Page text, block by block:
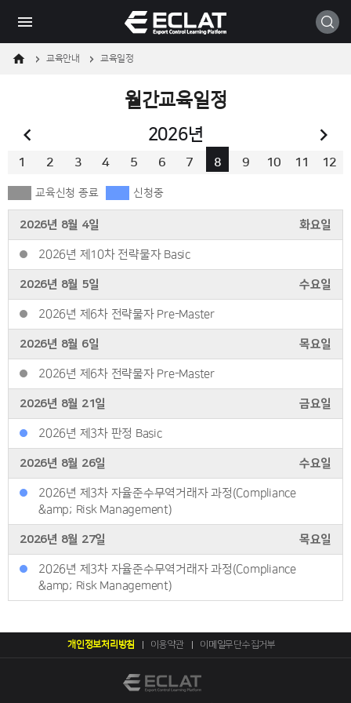
로
로
모바일
교육안내 교육일정
월간교육일정
2026년
1 2 3 4 5 6 7 8 9 10 11 12
교육신청 종료 신청중
2026년 8월 4일 화요일
2026년 제10차 전략물자 Basic
2026년 8월 5일 수요일
2026년 제6차 전략물자 Pre-Master
2026년 8월 6일 목요일
2026년 제6차 전략물자 Pre-Master
2026년 8월 21일 금요일
2026년 제3차 판정 Basic
2026년 8월 26일 수요일
2026년 제3차 자율준수무역거래자 과정(Compliance
&amp; Risk Management)
2026년 8월 27일 목요일
2026년 제3차 자율준수무역거래자 과정(Compliance
&amp; Risk Management)
개인정보처리방침 이용약관 이메일무단수집거부